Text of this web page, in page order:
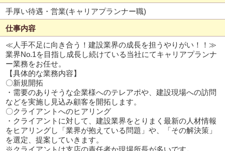
手厚い待遇・営業(キャリアプランナー職)
仕事内容
≪人手不足に向き合う！建設業界の成長を担うやりがい！！≫
業界No.1を目指し成長し続けている当社にてキャリアプランナ
ー業務をお任せ。
【具体的な業務内容】
〇新規開拓
・需要のありそうな企業様へのテレアポや、建設現場への訪問
などを実施し見込み顧客を開拓します。
〇クライアントへのヒアリング
・クライアントに対して、建設業界をとりまく最新の人材情報
をヒアリングし「業界が抱えている問題」や、「その解決策」
を選定、提案していきます。